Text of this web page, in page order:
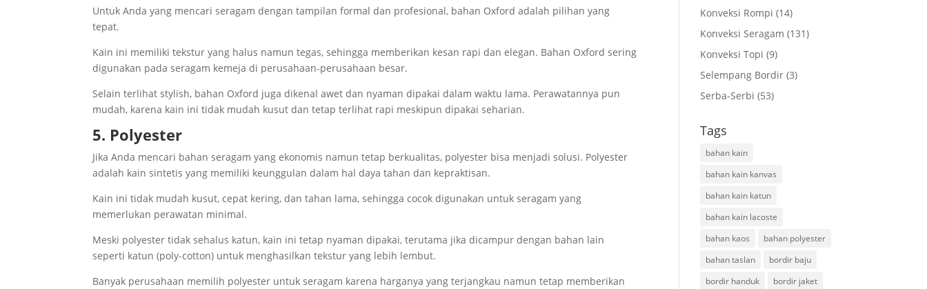
Untuk Anda yang mencari seragam dengan tampilan formal dan profesional, bahan Oxford adalah pilihan yang
tepat.
Kain ini memiliki tekstur yang halus namun tegas, sehingga memberikan kesan rapi dan elegan. Bahan Oxford sering
digunakan pada seragam kemeja di perusahaan-perusahaan besar.
Selain terlihat stylish, bahan Oxford juga dikenal awet dan nyaman dipakai dalam waktu lama. Perawatannya pun
mudah, karena kain ini tidak mudah kusut dan tetap terlihat rapi meskipun dipakai seharian.
5. Polyester
Jika Anda mencari bahan seragam yang ekonomis namun tetap berkualitas, polyester bisa menjadi solusi. Polyester
adalah kain sintetis yang memiliki keunggulan dalam hal daya tahan dan kepraktisan.
Kain ini tidak mudah kusut, cepat kering, dan tahan lama, sehingga cocok digunakan untuk seragam yang
memerlukan perawatan minimal.
Meski polyester tidak sehalus katun, kain ini tetap nyaman dipakai, terutama jika dicampur dengan bahan lain
seperti katun (poly-cotton) untuk menghasilkan tekstur yang lebih lembut.
Banyak perusahaan memilih polyester untuk seragam karena harganya yang terjangkau namun tetap memberikan
Konveksi Rompi (14)
Konveksi Seragam (131)
Konveksi Topi (9)
Selempang Bordir (3)
Serba-Serbi (53)
Tags
bahan kain
bahan kain kanvas
bahan kain katun
bahan kain lacoste
bahan kaos
bahan polyester
bahan taslan
bordir baju
bordir handuk
bordir jaket